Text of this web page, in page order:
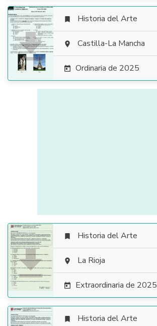

 Historia del Arte
 Castilla-La Mancha
 Ordinaria de 2025

 Historia del Arte
 La Rioja
 Extraordinaria de 2025
 Historia del Arte